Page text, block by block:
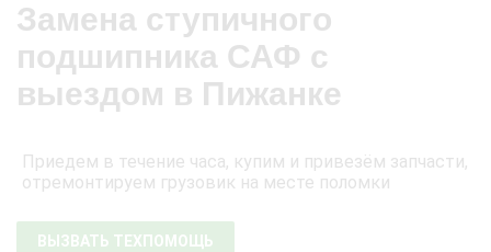
Замена ступичного
подшипника САФ с
выездом в Пижанке
Приедем в течение часа, купим и привезём запчасти,
отремонтируем грузовик на месте поломки
ВЫЗВАТЬ ТЕХПОМОЩЬ